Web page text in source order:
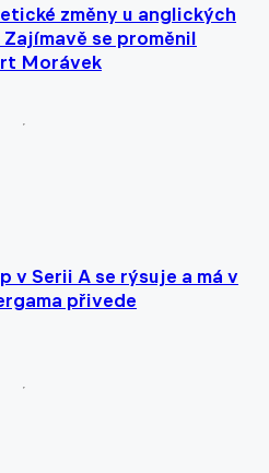
změny u anglických
se proměnil
Morávek
Serii A se rýsuje a má v
přivede